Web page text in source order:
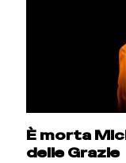
È morta
delle Grazie